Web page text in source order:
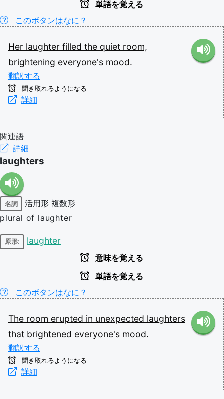
単語を覚える
このボタンはなに？
Her laughter filled the quiet room,
brightening everyone's mood.
翻訳する
聞き取れるようになる
詳細
関連語
詳細
laughters
名詞 活用形 複数形
plural of laughter
原形: laughter
意味を覚える
単語を覚える
このボタンはなに？
The room erupted in unexpected laughters
that brightened everyone's mood.
翻訳する
聞き取れるようになる
詳細